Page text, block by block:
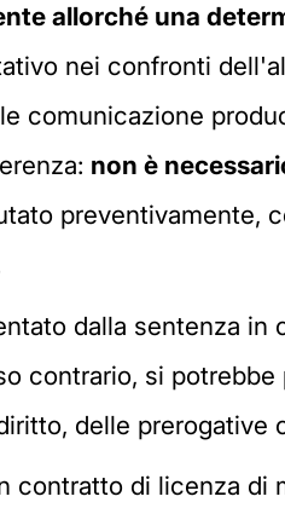
allorché una
nei confronti
comunicazione
non è
preventivamente,
dalla sentenza
contrario, si
delle prerogative
di licenza di